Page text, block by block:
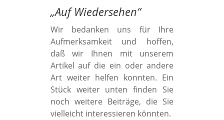
„Auf Wiedersehen“
Wir bedanken uns für Ihre
Aufmerksamkeit und hoffen,
daß wir Ihnen mit unserem
Artikel auf die ein oder andere
Art weiter helfen konnten. Ein
Stück weiter unten finden Sie
noch weitere Beiträge, die Sie
vielleicht interessieren könnten.